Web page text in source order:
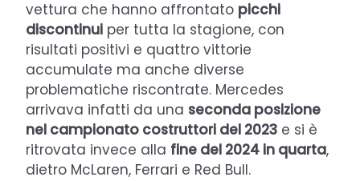
vettura che hanno affrontato picchi
discontinui per tutta la stagione, con
risultati positivi e quattro vittorie
accumulate ma anche diverse
problematiche riscontrate. Mercedes
arrivava infatti da una seconda posizione
nel campionato costruttori del 2023 e si è
ritrovata invece alla fine del 2024 in quarta,
dietro McLaren, Ferrari e Red Bull.